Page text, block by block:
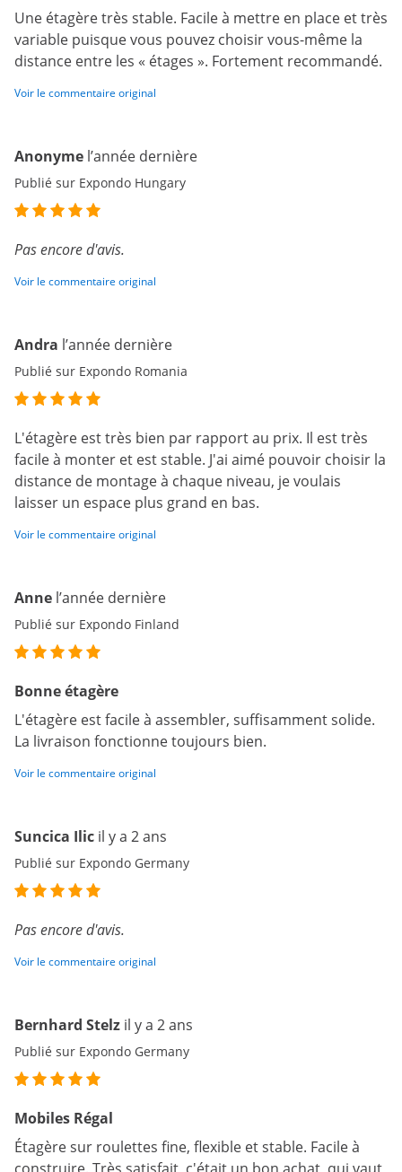
Une étagère très stable. Facile à mettre en place et très
variable puisque vous pouvez choisir vous-même la
distance entre les « étages ». Fortement recommandé.
Voir le commentaire original
Anonyme l’année dernière
Publié sur Expondo Hungary
Pas encore d'avis.
Voir le commentaire original
Andra l’année dernière
Publié sur Expondo Romania
L'étagère est très bien par rapport au prix. Il est très
facile à monter et est stable. J'ai aimé pouvoir choisir la
distance de montage à chaque niveau, je voulais
laisser un espace plus grand en bas.
Voir le commentaire original
Anne l’année dernière
Publié sur Expondo Finland
Bonne étagère
L'étagère est facile à assembler, suffisamment solide.
La livraison fonctionne toujours bien.
Voir le commentaire original
Suncica Ilic il y a 2 ans
Publié sur Expondo Germany
Pas encore d'avis.
Voir le commentaire original
Bernhard Stelz il y a 2 ans
Publié sur Expondo Germany
Mobiles Régal
Étagère sur roulettes fine, flexible et stable. Facile à